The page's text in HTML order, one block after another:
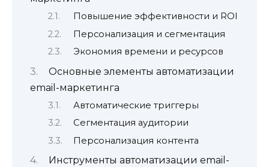
Повышение эффективности и ROI
Персонализация и сегментация
Экономия времени и ресурсов
Основные элементы автоматизации
email-маркетинга
Автоматические триггеры
Сегментация аудитории
Персонализация контента
Инструменты автоматизации email-